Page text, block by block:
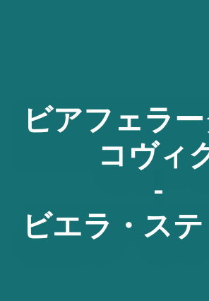
ビアフェラ
コヴィ
-
ビエラ・ス